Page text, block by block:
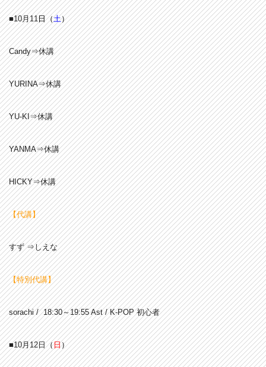
■10月11日（土）
Candy⇒休講
YURINA⇒休講
YU-KI⇒休講
YANMA⇒休講
HICKY⇒休講
【代講】
すず ⇒しえな
【特別代講】
sorachi / 18:30～19:55 Ast / K-POP 初心者
■10月12日（日）